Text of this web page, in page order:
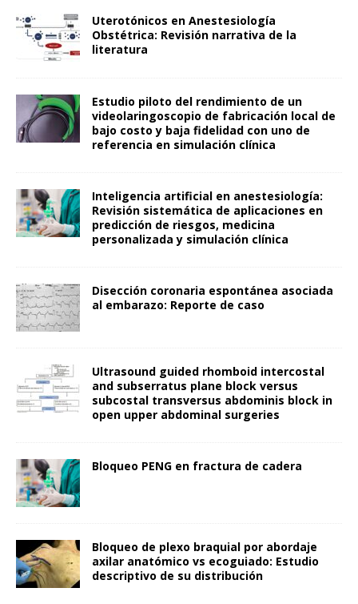
Uterotónicos en Anestesiología
Obstétrica: Revisión narrativa de la
literatura
Estudio piloto del rendimiento de un
videolaringoscopio de fabricación local de
bajo costo y baja fidelidad con uno de
referencia en simulación clínica
Inteligencia artificial en anestesiología:
Revisión sistemática de aplicaciones en
predicción de riesgos, medicina
personalizada y simulación clínica
Disección coronaria espontánea asociada
al embarazo: Reporte de caso
Ultrasound guided rhomboid intercostal
and subserratus plane block versus
subcostal transversus abdominis block in
open upper abdominal surgeries
Bloqueo PENG en fractura de cadera
Bloqueo de plexo braquial por abordaje
axilar anatómico vs ecoguiado: Estudio
descriptivo de su distribución